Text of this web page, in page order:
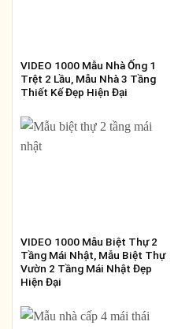
VIDEO 1000 Mẫu Nhà Ống 1
Trệt 2 Lầu, Mẫu Nhà 3 Tầng
Thiết Kế Đẹp Hiện Đại
VIDEO 1000 Mẫu Biệt Thự 2
Tầng Mái Nhật, Mẫu Biệt Thự
Vườn 2 Tầng Mái Nhật Đẹp
Hiện Đại